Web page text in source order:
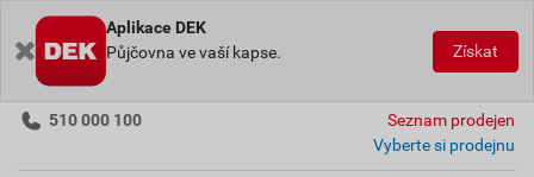
Aplikace DEK
Půjčovna ve vaší kapse.
Získat
510 000 100
Seznam prodejen
Vyberte si prodejnu